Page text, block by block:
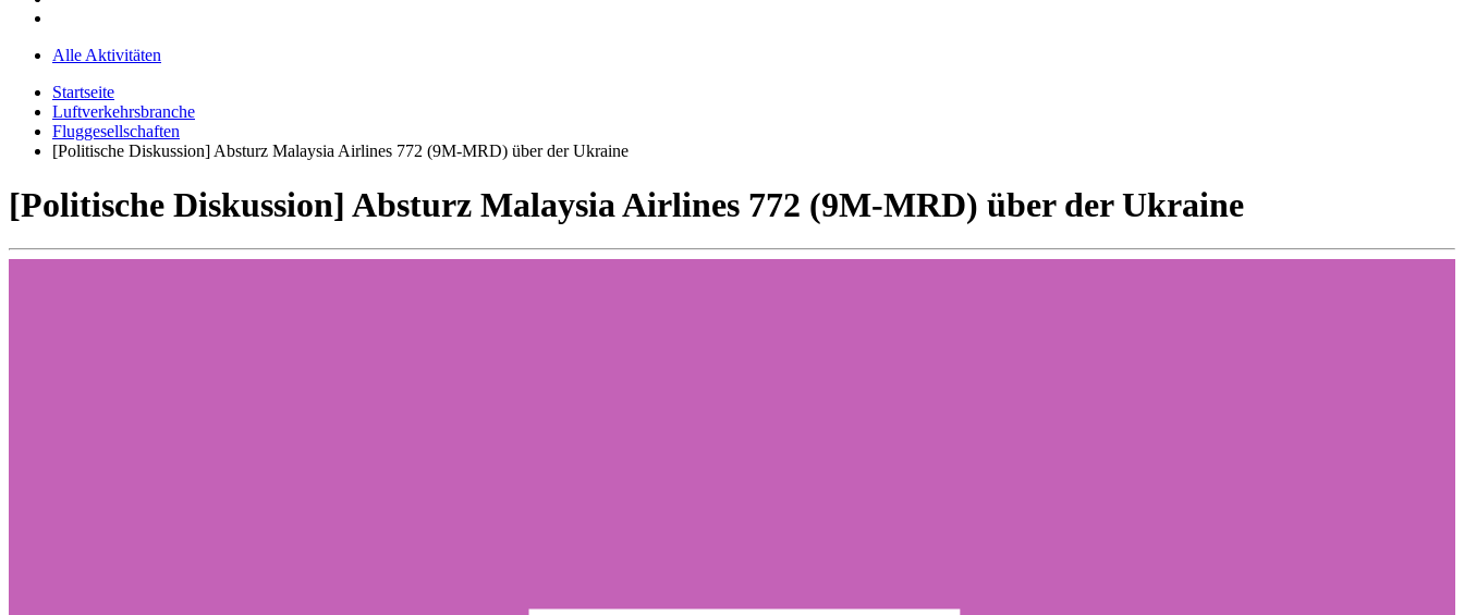
Alle Aktivitäten
Startseite
Luftverkehrsbranche
Fluggesellschaften
[Politische Diskussion] Absturz Malaysia Airlines 772 (9M-MRD) über der Ukraine
[Politische Diskussion] Absturz Malaysia Airlines 772 (9M-MRD) über der Ukraine